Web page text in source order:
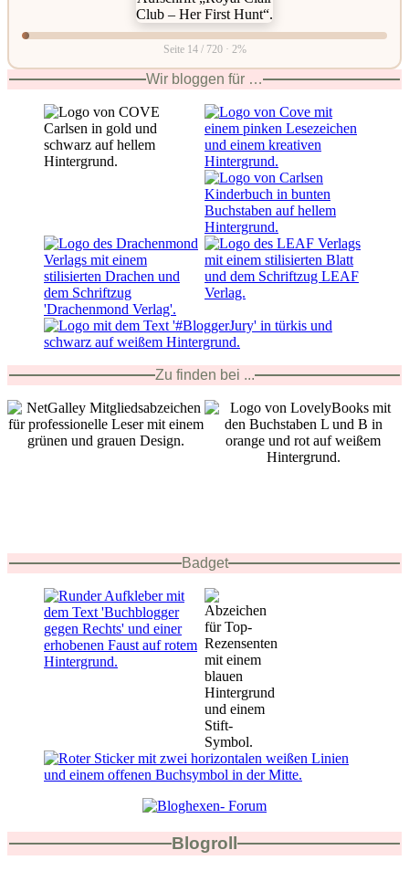
Seite 14 / 720 · 2%
Wir bloggen für …
Zu finden bei ...
Badget
Blogroll